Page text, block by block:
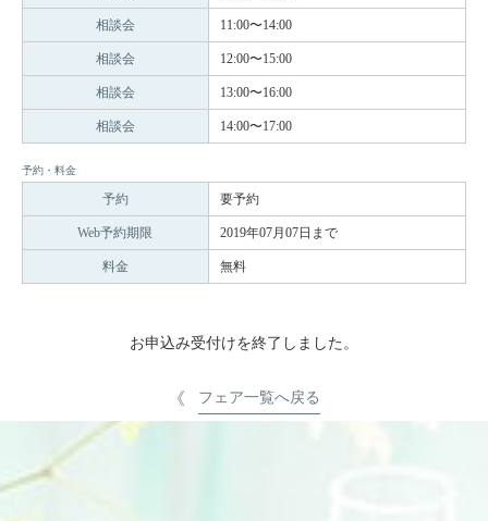
相談会 11:00〜14:00
相談会 12:00〜15:00
相談会 13:00〜16:00
相談会 14:00〜17:00
予約・料金
予約 要予約
Web予約期限 2019年07月07日まで
料金 無料
お申込み受付けを終了しました。
フェア一覧へ戻る